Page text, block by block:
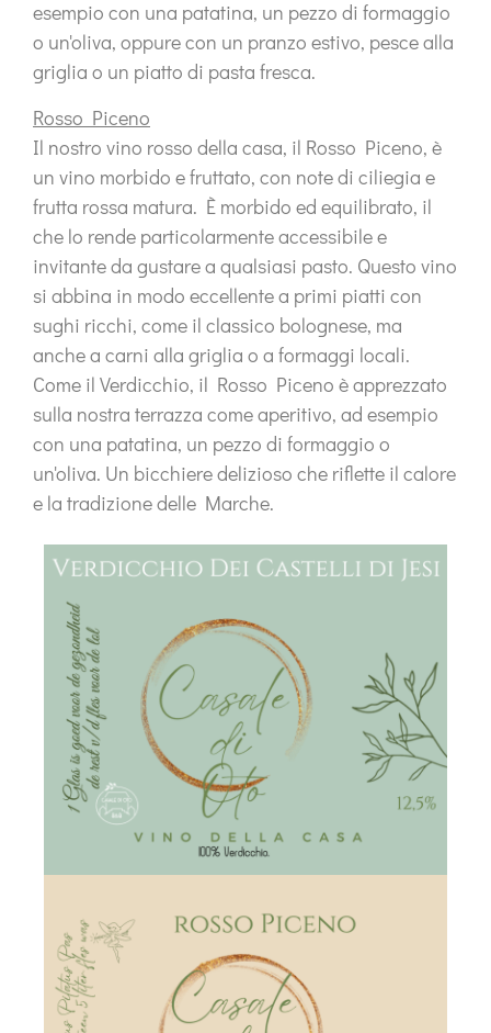
esempio con una patatina, un pezzo di formaggio
o un'oliva, oppure con un pranzo estivo, pesce alla
griglia o un piatto di pasta fresca.
Rosso Piceno
Il nostro vino rosso della casa, il Rosso Piceno, è
un vino morbido e fruttato, con note di ciliegia e
frutta rossa matura. È morbido ed equilibrato, il
che lo rende particolarmente accessibile e
invitante da gustare a qualsiasi pasto. Questo vino
si abbina in modo eccellente a primi piatti con
sughi ricchi, come il classico bolognese, ma
anche a carni alla griglia o a formaggi locali.
Come il Verdicchio, il Rosso Piceno è apprezzato
sulla nostra terrazza come aperitivo, ad esempio
con una patatina, un pezzo di formaggio o
un'oliva. Un bicchiere delizioso che riflette il calore
e la tradizione delle Marche.